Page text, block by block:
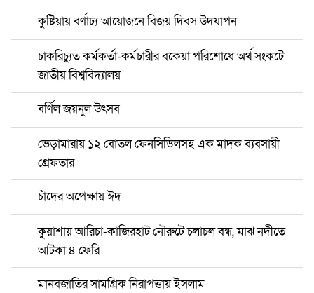
কুষ্টিয়ায় বর্ণাঢ্য আয়োজনে বিজয় দিবস উদযাপন
চাকরিচ্যুত কর্মকর্তা-কর্মচারীর বকেয়া পরিশোধে অর্থ সংকটে
জাতীয় বিশ্ববিদ্যালয়
বর্ণিল জয়নুল উৎসব
ভেড়ামারায় ১২ বোতল ফেনসিডিলসহ এক মাদক ব্যবসায়ী
গ্রেফতার
চাঁদের অপেক্ষায় ঈদ
কুয়াশায় আরিচা-কাজিরহাট নৌরুটে চলাচল বন্ধ, মাঝ নদীতে
আটকা ৪ ফেরি
মানবজাতির সামগ্রিক নিরাপত্তায় ইসলাম